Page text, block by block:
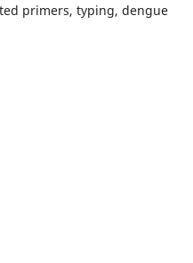
primers, typing, dengue